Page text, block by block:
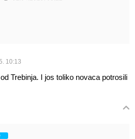
10:13
Trebinja. I jos toliko novaca potrosili